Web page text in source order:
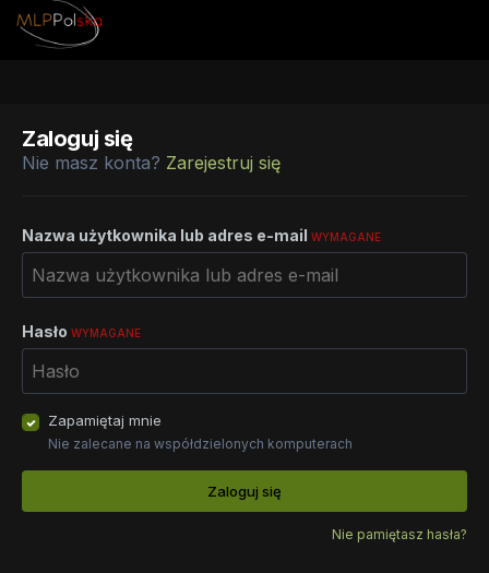
Zaloguj się
Nie masz konta? Zarejestruj się
Nazwa użytkownika lub adres e-mail WYMAGANE
Hasło WYMAGANE
Zapamiętaj mnie
Nie zalecane na współdzielonych komputerach
Zaloguj się
Nie pamiętasz hasła?